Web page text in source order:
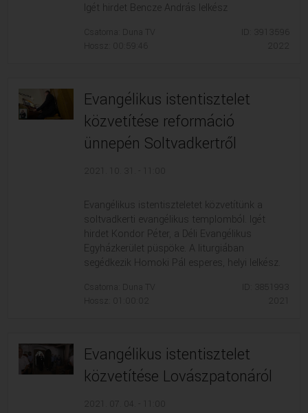
Igét hirdet Bencze András lelkész
Csatorna: Duna TV
Hossz: 00:59:46
Evangélikus istentisztelet
közvetítése reformáció
ünnepén Soltvadkertről
Evangélikus istentiszteletet közvetítünk a
soltvadkerti evangélikus templomból. Igét
hirdet Kondor Péter, a Déli Evangélikus
Egyházkerület püspöke. A liturgiában
segédkezik Homoki Pál esperes, helyi lelkész.
Csatorna: Duna TV
Hossz: 01:00:02
Evangélikus istentisztelet
közvetítése Lovászpatonáról
2021. 07. 04. - 11:00